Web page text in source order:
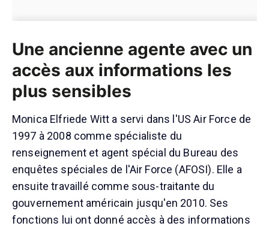
Une ancienne agente avec un
accès aux informations les
plus sensibles
Monica Elfriede Witt a servi dans l'US Air Force de
1997 à 2008 comme spécialiste du
renseignement et agent spécial du Bureau des
enquêtes spéciales de l'Air Force (AFOSI). Elle a
ensuite travaillé comme sous-traitante du
gouvernement américain jusqu'en 2010. Ses
fonctions lui ont donné accès à des informations